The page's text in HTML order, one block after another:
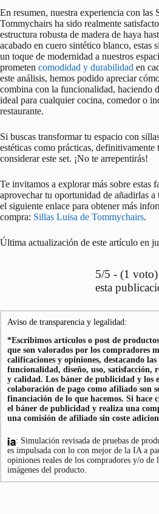
En resumen, nuestra experiencia con las
Tommychairs ha sido realmente
estructura robusta de madera de haya
acabado en cuero sintético blanco, estas
un toque de modernidad a nuestros
prometen comodidad y durabilidad en
este análisis, hemos podido apreciar
combina con la funcionalidad, haciendo
ideal para cualquier cocina, comedor o
restaurante.
Si buscas transformar tu espacio con
estéticas como prácticas, definitivamente
considerar este set. ¡No te arrepentirás!
Te invitamos a explorar más sobre estas
aprovechar tu oportunidad de añadirlas
el siguiente enlace para obtener más
compra: Sillas Luisa de Tommychairs.
Última actualización de este artículo en
5/5 - (1
esta
Aviso de transparencia y legalidad:
*Escribimos artículos o post de
que son valorados por los compradores
calificaciones y opiniones, destacando
funcionalidad, diseño, uso, satisfacción,
y calidad. Los báner de publicidad y los
colaboración de pago como afiliado son
financiación de lo que hacemos. Si hace
el báner de publicidad y realiza una
una comisión de afiliado sin coste
: Simulación revisada de pruebas de
es impulsada con lo con mejor de la IA a
opiniones reales de los compradores y/o de
imágenes del producto.